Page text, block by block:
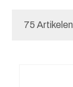
75 Artikelen